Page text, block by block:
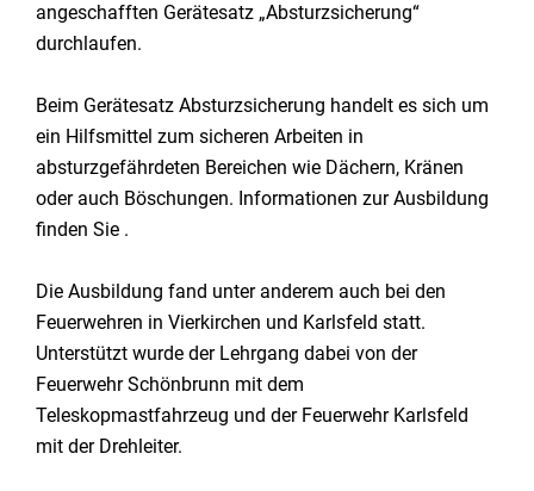
angeschafften Gerätesatz „Absturzsicherung“
durchlaufen.
Beim Gerätesatz Absturzsicherung handelt es sich um
ein Hilfsmittel zum sicheren Arbeiten in
absturzgefährdeten Bereichen wie Dächern, Kränen
oder auch Böschungen. Informationen zur Ausbildung
finden Sie .
Die Ausbildung fand unter anderem auch bei den
Feuerwehren in Vierkirchen und Karlsfeld statt.
Unterstützt wurde der Lehrgang dabei von der
Feuerwehr Schönbrunn mit dem
Teleskopmastfahrzeug und der Feuerwehr Karlsfeld
mit der Drehleiter.